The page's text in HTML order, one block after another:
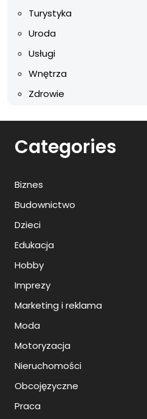
Turystyka
Uroda
Usługi
Wnętrza
Zdrowie
Categories
Biznes
Budownictwo
Dzieci
Edukacja
Hobby
Imprezy
Marketing i reklama
Moda
Motoryzacja
Nieruchomości
Obcojęzyczne
Praca